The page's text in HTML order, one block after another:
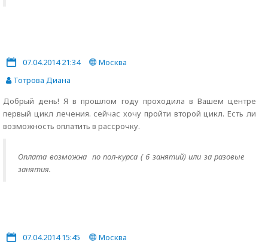
07.04.2014 21:34
Москва
Тотрова Диана
Добрый день! Я в прошлом году проходила в Вашем центре
первый цикл лечения. сейчас хочу пройти второй цикл. Есть ли
возможность оплатить в рассрочку.
Оплата возможна по пол-курса ( 6 занятий) или за разовые
занятия.
07.04.2014 15:45 Москва